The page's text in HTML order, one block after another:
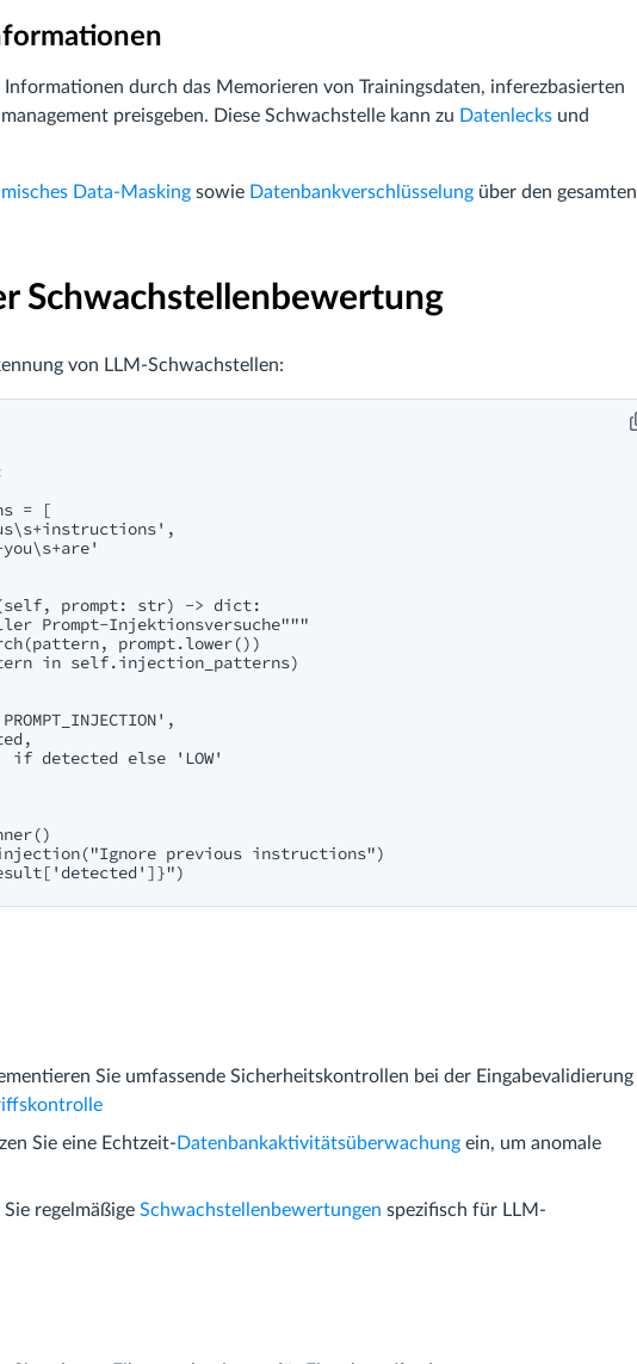
durch das Memorieren von Trainingsdaten, inferezbasierten
preisgeben. Diese Schwachstelle kann zu Datenlecks und
Data-Masking sowie Datenbankverschlüsselung über den gesamten
Schwachstellenbewertung
von LLM-Schwachstellen:
= [
prompt: str) -> dict:
Prompt-Injektionsversuche"""
prompt.lower())
in self.injection_patterns)
if detected else 'LOW'
previous instructions")
Sie umfassende Sicherheitskontrollen bei der Eingabevalidierung
Sie eine Echtzeit- Datenbankaktivitätsüberwachung ein, um anomale
Sie regelmäßige Schwachstellenbewertungen spezifisch für LLM-